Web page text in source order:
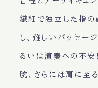
繊細で独立した指の
し、難しいパッセー
るいは演奏への不安
腕、さらには肩に至